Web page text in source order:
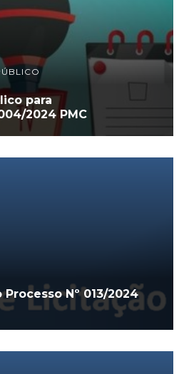
para
2024 PMC
Nº 013/2024